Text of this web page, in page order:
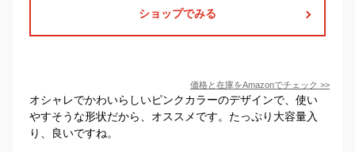
ショップでみる
価格と在庫をAmazonでチェック >>
オシャレでかわいらしいピンクカラーのデザインで、使い
やすそうな形状だから、オススメです。たっぷり大容量入
り、良いですね。